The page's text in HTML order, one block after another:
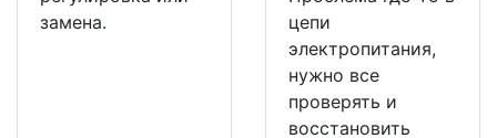
замена.
цепи
электропитания,
нужно все
проверять и
восстановить